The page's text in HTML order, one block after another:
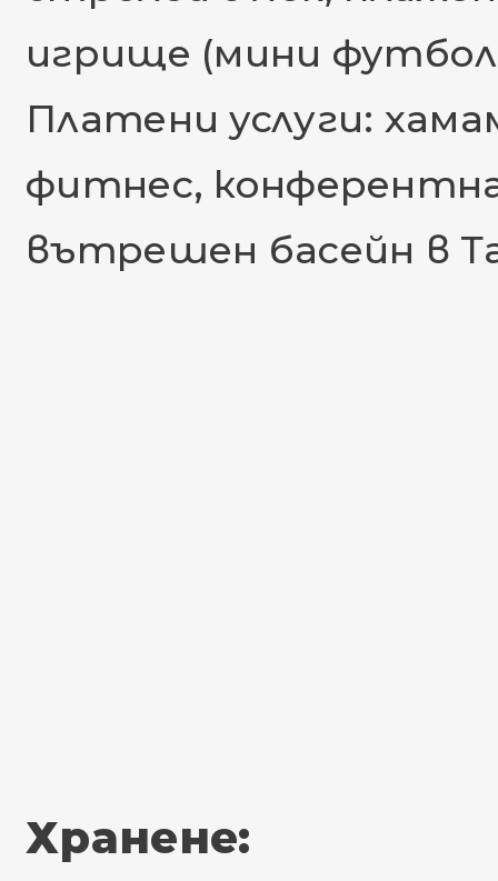
игрище (мини
Платени услуги:
фитнес,
вътрешен басейн в
Хранене: